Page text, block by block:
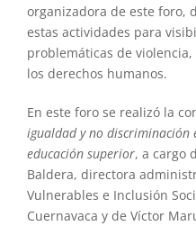
organizadora de este foro,
estas actividades para
problemáticas de
los derechos humanos.
En este foro se realizó la
igualdad y no discriminación
educación superior, a cargo
Baldera, directora
Vulnerables e Inclusión
Cuernavaca y de Víctor